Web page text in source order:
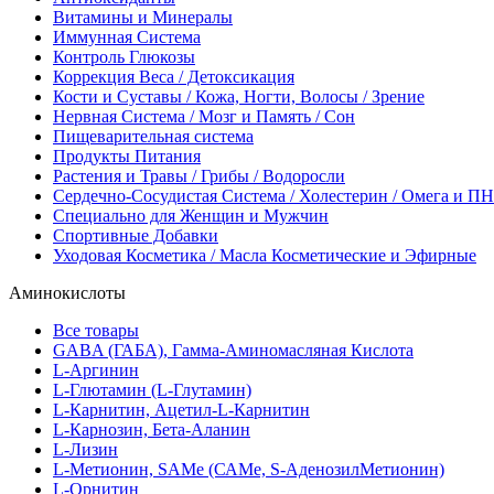
Витамины и Минералы
Иммунная Система
Контроль Глюкозы
Коррекция Веса / Детоксикация
Кости и Суставы / Кожа, Ногти, Волосы / Зрение
Нервная Система / Мозг и Память / Сон
Пищеварительная система
Продукты Питания
Растения и Травы / Грибы / Водоросли
Сердечно-Сосудистая Система / Холестерин / Омега и
Специально для Женщин и Мужчин
Спортивные Добавки
Уходовая Косметика / Масла Косметические и Эфирные
Аминокислоты
Все товары
GABA (ГАБА), Гамма-Аминомасляная Кислота
L-Аргинин
L-Глютамин (L-Глутамин)
L-Карнитин, Ацетил-L-Карнитин
L-Карнозин, Бета-Аланин
L-Лизин
L-Метионин, SAMe (САМе, S-АденозилМетионин)
L-Орнитин